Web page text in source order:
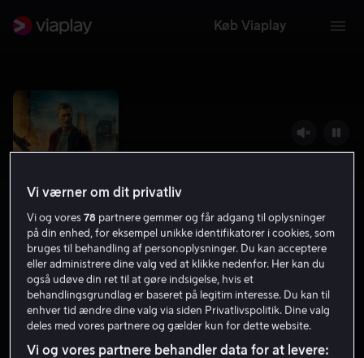
Køb Viaplay
Muzzle: City of Wolves
4.6 Thriller Action 2025 1 t. 29 min
15 år
Vi værner om dit privatliv
Vi og vores78 partnere gemmer og får adgang til oplysninger
på din enhed, for eksempel unikke identifikatorer i cookies, som
bruges til behandling af personoplysninger. Du kan acceptere
eller administrere dine valg ved at klikke nedenfor. Her kan du
også udøve din ret til at gøre indsigelse, hvis et
behandlingsgrundlag er baseret på legitim interesse. Du kan til
enhver tid ændre dine valg via siden Privatlivspolitik. Dine valg
deles med vores partnere og gælder kun for dette website.
Vi og vores partnere behandler data for at levere: